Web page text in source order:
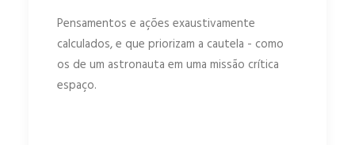
Pensamentos e ações exaustivamente
calculados, e que priorizam a cautela - como
os de um astronauta em uma missão crítica
espaço.